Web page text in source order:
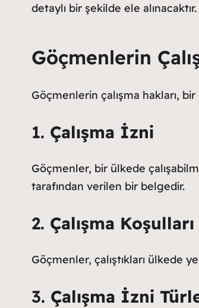
detaylı bir şekilde ele alınacaktır.
Göçmenlerin
Göçmenlerin çalışma hakları,
1. Çalışma İzni
Göçmenler, bir ülkede
tarafından verilen bir belgedir.
2. Çalışma Koşulları
Göçmenler, çalıştıkları ülkede
3. Çalışma İzni